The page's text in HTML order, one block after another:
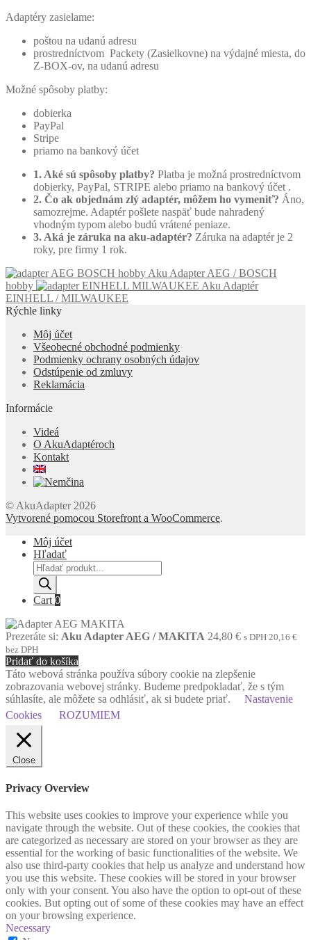
Adaptéry zasielame:
poštou na udanú adresu
prostredníctvom Packety (Zasielkovne) na výdajné miesta, do
Z-BOX-ov, na udanú adresu
Možné spôsoby platby:
dobierka
PayPal
Stripe
priamo na bankový účet
1. Aké sú spôsoby platby? Platba je možná prostredníctvom
dobierky, PayPal, STRIPE alebo priamo na bankový účet .
2. Čo ak objednám zlý adaptér, môžem ho vymeniť? Áno,
samozrejme. Adaptér pošlete naspäť bude nahradený
vhodným typom alebo budú vrátené peniaze.
3. Aká je záruka na aku-adaptér? Záruka na adaptér je 2
roky, pre firmy 1 rok.
Aku Adapter AEG / BOSCH
hobby
Aku Adaptér
EINHELL / MILWAUKEE
Rýchle linky
Môj účet
Všeobecné obchodné podmienky
Podmienky ochrany osobných údajov
Odstúpenie od zmluvy
Reklamácia
Informácie
Videá
O AkuAdaptéroch
Kontakt
© AkuAdapter 2026
Vytvorené pomocou Storefront a WooCommerce.
Môj účet
Hľadať
Products
search
Cart 0
Prezeráte si: Aku Adapter AEG / MAKITA 24,80 € s DPH 20,16 €
bez DPH
Pridať do košíka
Táto webová stránka používa súbory cookie na zlepšenie
zobrazovania webovej stránky. Budeme predpokladať, že s tým
súhlasíte, ale môžete sa odhlásiť, ak si budete priať.
Nastavenie
Cookies
ROZUMIEM
Close
Privacy Overview
This website uses cookies to improve your experience while you
navigate through the website. Out of these cookies, the cookies that
are categorized as necessary are stored on your browser as they are
essential for the working of basic functionalities of the website. We
also use third-party cookies that help us analyze and understand how
you use this website. These cookies will be stored in your browser
only with your consent. You also have the option to opt-out of these
cookies. But opting out of some of these cookies may have an effect
on your browsing experience.
Necessary